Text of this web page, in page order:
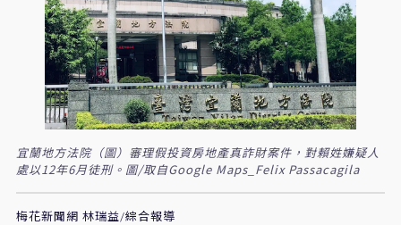
宜蘭地方法院（圖）審理假投資房地產真詐財案件，對賴姓嫌疑人
處以12年6月徒刑。圖/取自Google Maps_Felix Passacagila
梅花新聞網 林瑞益/綜合報導